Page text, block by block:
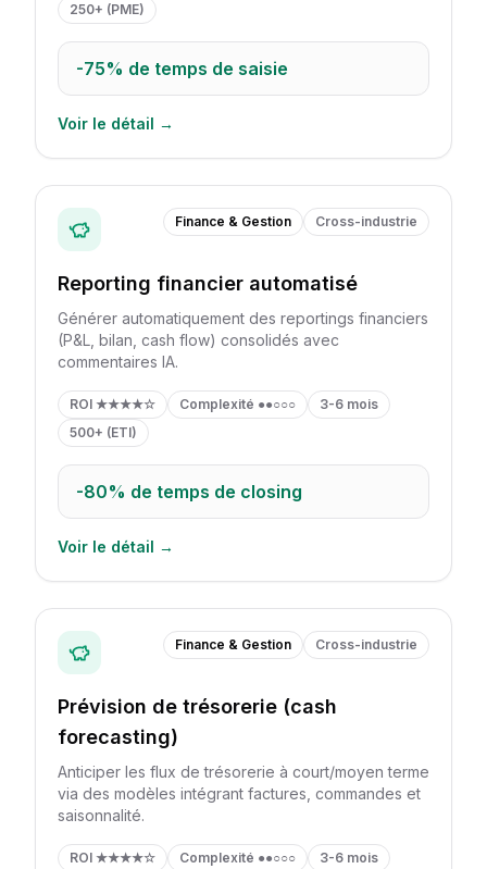
250+ (PME)
-75% de temps de saisie
Voir le détail →
Finance & Gestion Cross-industrie
Reporting financier automatisé
Générer automatiquement des reportings financiers
(P&L, bilan, cash flow) consolidés avec
commentaires IA.
ROI ★★★★☆ Complexité ●●○○○
3-6 mois
500+ (ETI)
-80% de temps de closing
Voir le détail →
Finance & Gestion Cross-industrie
Prévision de trésorerie (cash
forecasting)
Anticiper les flux de trésorerie à court/moyen terme
via des modèles intégrant factures, commandes et
saisonnalité.
ROI ★★★★☆ Complexité ●●○○○ 3-6 mois